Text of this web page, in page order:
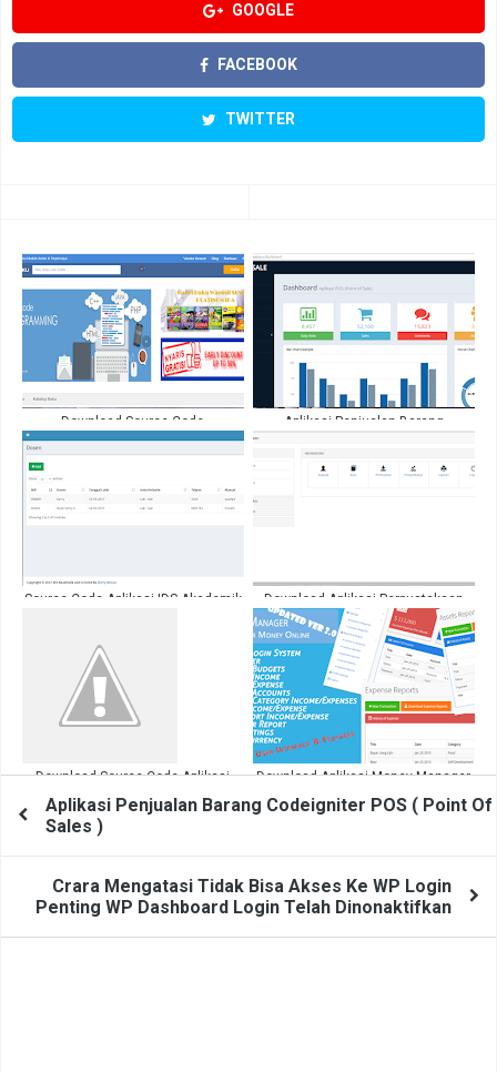
GOOGLE
FACEBOOK
TWITTER
Download Source Code
Marketplace Full Gratis PHP OOP
MYSQL
Aplikasi Penjualan Barang
Source Code Aplikasi IDS Akademik
Download Aplikasi Perpustakaan
Sederhana Menggunakan
Codeigniter
Download Source Code Aplikasi
Download Aplikasi Money Manager
Aplikasi Penjualan Barang Codeigniter POS ( Point Of
Sales )
Crara Mengatasi Tidak Bisa Akses Ke WP Login
Penting WP Dashboard Login Telah Dinonaktifkan